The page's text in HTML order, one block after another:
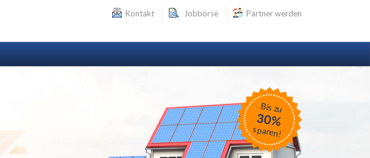
Kontakt Jobbörse Partner werden
Bis zu
30%
sparen!